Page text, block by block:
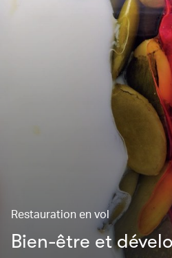
Restauration en vol
Bien-être et